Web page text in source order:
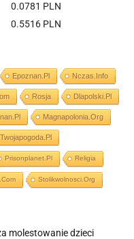
0.0781 PLN
0.5516 PLN
Epoznan.pl Nczas.info
Rosja Dlapolski.pl
Magnapolonia.org
Twojapogoda.pl
Prisonplanet.pl Religia
Stolikwolnosci.org
molestowanie dzieci